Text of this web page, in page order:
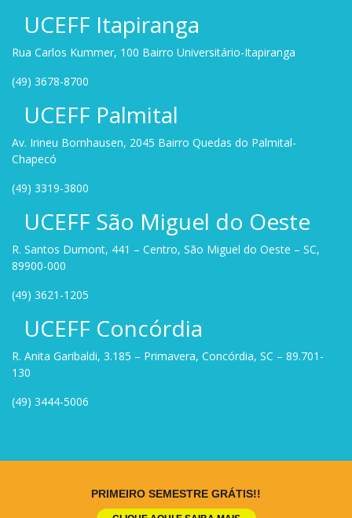
PRIMEIRO SEMESTRE GRÁTIS!!
UCEFF Itapiranga
Rua Carlos Kummer, 100 Bairro Universitário-Itapiranga
(49) 3678-8700
UCEFF Palmital
Av. Irineu Bornhausen, 2045 Bairro Quedas do Palmital-
Chapecó
(49) 3319-3800
UCEFF São Miguel do Oeste
R. Santos Dumont, 441 – Centro, São Miguel do Oeste – SC,
89900-000
(49) 3621-1205
UCEFF Concórdia
R. Anita Garibaldi, 3.185 – Primavera, Concórdia, SC – 89.701-
130
(49) 3444-5006
Rock Stage.